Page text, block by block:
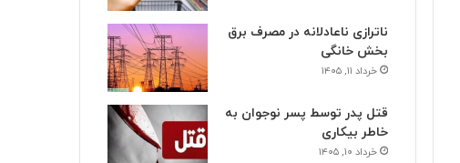
ناترازی ناعادلانه در مصرف برق
بخش خانگی
خرداد ۱۱, ۱۴۰۵
قتل پدر توسط پسر نوجوان به
خاطر بیکاری
خرداد ۱۰, ۱۴۰۵